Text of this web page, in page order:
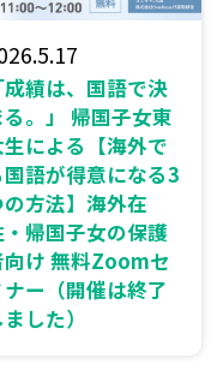
成績は、国語で決
る。」 帰国子女東
生による【海外で
国語が得意になる3
の方法】海外在
帰国子女の保護
向け 無料Zoomセ
ナー（開催は終了
ました）